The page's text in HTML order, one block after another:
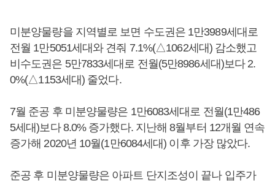
미분양물량을 지역별로 보면 수도권은 1만3989세대로
전월 1만5051세대와 견줘 7.1%(△1062세대) 감소했고
비수도권은 5만7833세대로 전월(5만8986세대)보다 2.
0%(△1153세대) 줄었다.
7월 준공 후 미분양물량은 1만6083세대로 전월(1만486
5세대)보다 8.0% 증가했다. 지난해 8월부터 12개월 연속
증가해 2020년 10월(1만6084세대) 이후 가장 많았다.
준공 후 미분양물량은 아파트 단지조성이 끝나 입주가